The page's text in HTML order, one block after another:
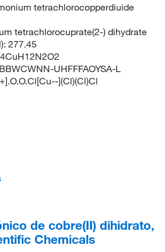
tetrachlorocopperdiuide
tetrachlorocuprate(2-) dihydrate
277.45
UHFFFAOYSA-L
](Cl)(Cl)Cl
de cobre(II) dihidrato,
Chemicals